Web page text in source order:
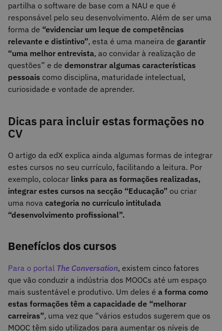
partilha o software de base com a NAU e que é
responsável pelo seu desenvolvimento. Além de ser uma
forma de “evidenciar um leque de competências
relevante e distintivo”, esta é uma maneira de garantir
“uma melhor entrevista, ao convidar à realização de
questões” e de demonstrar algumas características
pessoais como disciplina, maturidade intelectual,
curiosidade e vontade de aprender.
Dicas para incluir estas formações no
CV
O artigo da edX explica ainda algumas formas de integrar
estes cursos no seu currículo, facilitando a leitura. Por
exemplo, colocar links para as formações realizadas,
integrar estes cursos na secção “Educação” ou criar
uma nova categoria no currículo intitulada
“desenvolvimento profissional”.
Benefícios dos cursos
Para o portal The Conversation, existem cinco fatores
que vão conduzir a indústria dos MOOCs até um espaço
mais sustentável e produtivo. Um deles é a forma como
estas formações têm a capacidade de “melhorar
carreiras”, uma vez que “vários estudos sugerem que os
MOOC têm sido utilizados para aumentar os níveis de